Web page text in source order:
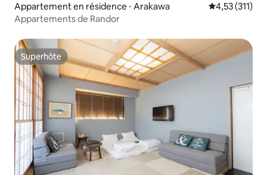
Appartement en résidence ⋅ Arakawa Évaluation
4,53 (311)
Appartements de Randor
Superhôte
Superhôte